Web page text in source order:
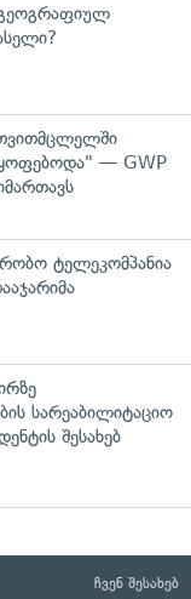
გეოგრაფიულ
— GWP
ტელეკომპანია
სარეაბილიტაციო
შესახებ
ჩვენ შესახებ